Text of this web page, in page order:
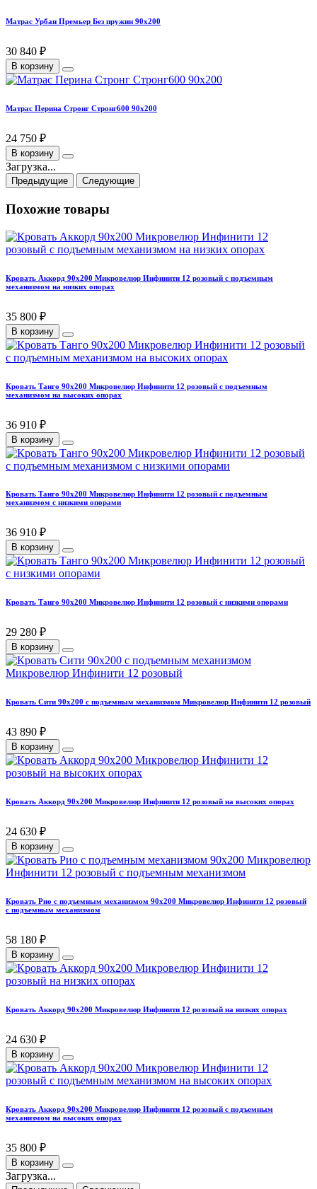
Матрас Урбан Премьер Без пружин 90х200
30 840 ₽
В корзину
Матрас Перина Стронг Стронг600 90х200
24 750 ₽
В корзину
Загрузка...
Предыдущие Следующие
Похожие товары
Кровать Аккорд 90х200 Микровелюр Инфинити 12 розовый с подъемным
механизмом на низких опорах
35 800 ₽
В корзину
Кровать Танго 90х200 Микровелюр Инфинити 12 розовый с подъемным
механизмом на высоких опорах
36 910 ₽
В корзину
Кровать Танго 90х200 Микровелюр Инфинити 12 розовый с подъемным
механизмом с низкими опорами
36 910 ₽
В корзину
Кровать Танго 90х200 Микровелюр Инфинити 12 розовый с низкими опорами
29 280 ₽
В корзину
Кровать Сити 90х200 с подъемным механизмом Микровелюр Инфинити 12 розовый
43 890 ₽
В корзину
Кровать Аккорд 90х200 Микровелюр Инфинити 12 розовый на высоких опорах
24 630 ₽
В корзину
Кровать Рио с подъемным механизмом 90х200 Микровелюр Инфинити 12 розовый
с подъемным механизмом
58 180 ₽
В корзину
Кровать Аккорд 90х200 Микровелюр Инфинити 12 розовый на низких опорах
24 630 ₽
В корзину
Кровать Аккорд 90х200 Микровелюр Инфинити 12 розовый с подъемным
механизмом на высоких опорах
35 800 ₽
В корзину
Загрузка...